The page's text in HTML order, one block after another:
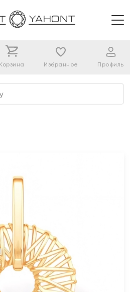
Корзина Избранное Профиль